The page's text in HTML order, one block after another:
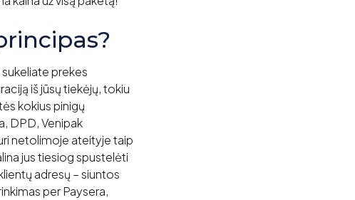
prekes
iš jūsų tiekėjų, tokiu
kokius pinigų
DPD, Venipak
netolimoje ateityje taip
jus tiesiog spustelėti
adresų – siuntos
per Paysera,